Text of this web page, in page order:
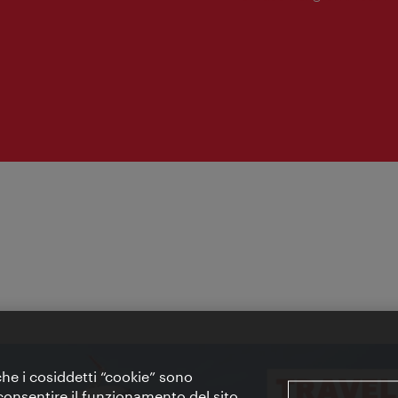
i cosiddetti “cookie” sono